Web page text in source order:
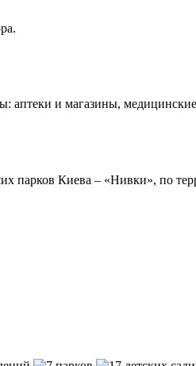
аптеки и магазины,
парков Киева – «Нивки», по